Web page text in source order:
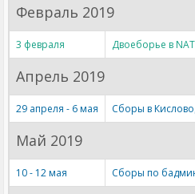
Февраль 2019
3 февраля Двоеборье в
Апрель 2019
29 апреля - 6 мая Сборы в
Май 2019
10 - 12 мая Сборы по